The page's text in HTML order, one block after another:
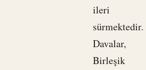
ileri
sürmektedir.
Davalar,
Birleşik